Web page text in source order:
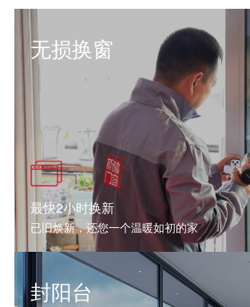
无损换窗
最快2小时换新
已旧焕新，还您一个温暖如初的家
封阳台